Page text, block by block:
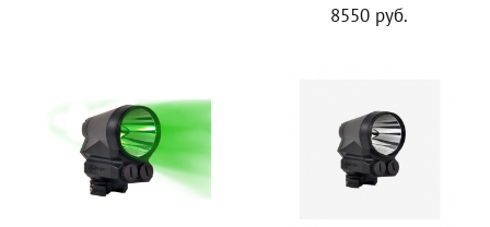
8550 руб.